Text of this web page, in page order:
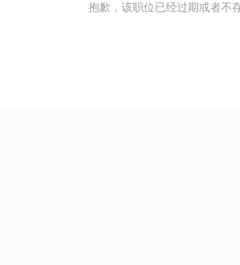
抱歉，该职位已经过期或者不